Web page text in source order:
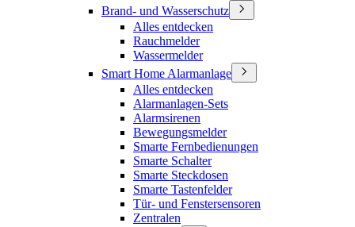
Brand- und Wasserschutz
Alles entdecken
Rauchmelder
Wassermelder
Smart Home Alarmanlage
Alles entdecken
Alarmanlagen-Sets
Alarmsirenen
Bewegungsmelder
Smarte Fernbedienungen
Smarte Schalter
Smarte Steckdosen
Smarte Tastenfelder
Tür- und Fenstersensoren
Zentralen